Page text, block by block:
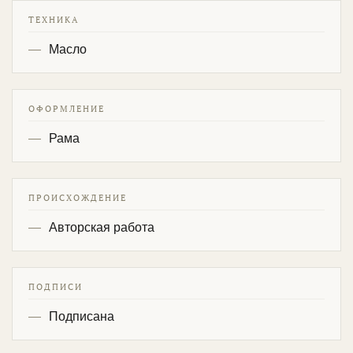
ТЕХНИКА
Масло
ОФОРМЛЕНИЕ
Рама
ПРОИСХОЖДЕНИЕ
Авторская работа
ПОДПИСИ
Подписана